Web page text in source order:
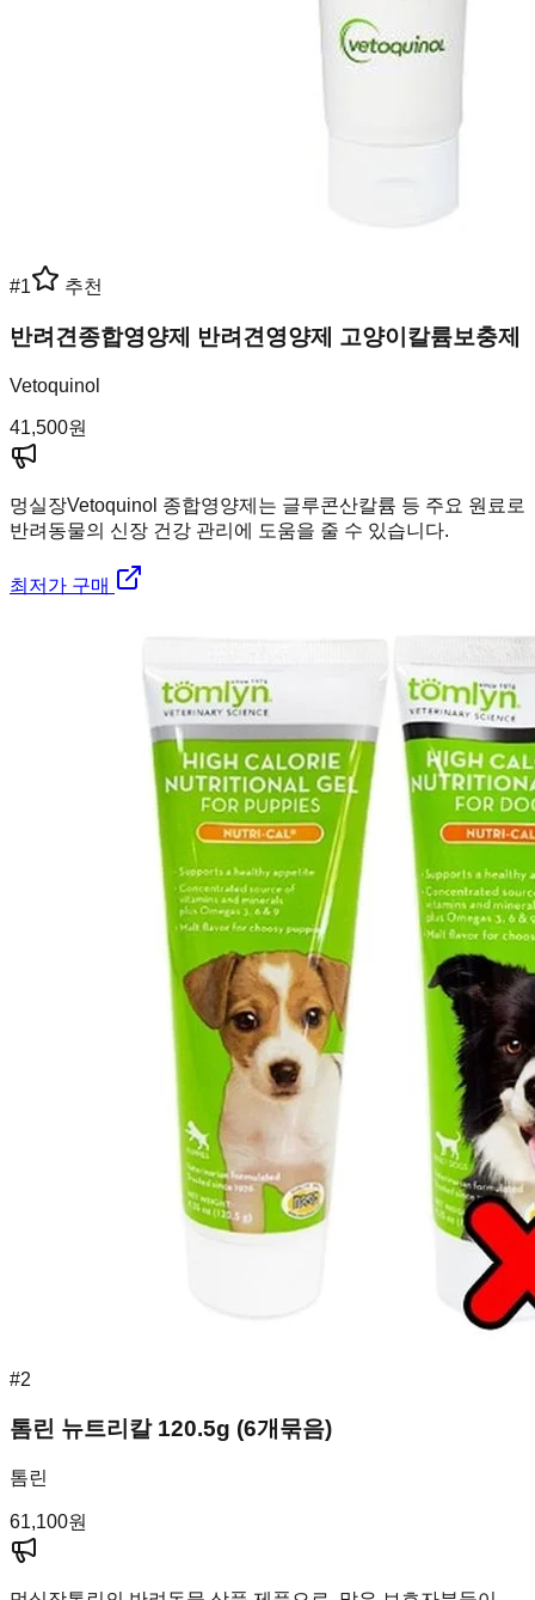
#1 추천
반려견종합영양제 반려견영양제 고양이칼륨보충제
Vetoquinol
41,500원
멍실장Vetoquinol 종합영양제는 글루콘산칼륨 등 주요 원료로
반려동물의 신장 건강 관리에 도움을 줄 수 있습니다.
최저가 구매
#2
톰린 뉴트리칼 120.5g (6개묶음)
톰린
61,100원